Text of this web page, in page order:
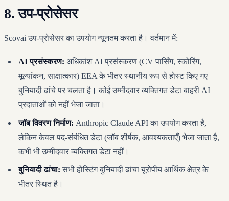
8. उप-प्रोसेसर
Scovai उप-प्रोसेसर का उपयोग न्यूनतम करता है। वर्तमान में:
AI प्रसंस्करण: अधिकांश AI प्रसंस्करण (CV पार्सिंग, स्कोरिंग,
मूल्यांकन, साक्षात्कार) EEA के भीतर स्थानीय रूप से होस्ट किए गए
बुनियादी ढांचे पर चलता है। कोई उम्मीदवार व्यक्तिगत डेटा बाहरी AI
प्रदाताओं को नहीं भेजा जाता।
जॉब विवरण निर्माण: Anthropic Claude API का उपयोग करता है,
लेकिन केवल पद-संबंधित डेटा (जॉब शीर्षक, आवश्यकताएँ) भेजा जाता है,
कभी भी उम्मीदवार व्यक्तिगत डेटा नहीं।
बुनियादी ढांचा: सभी होस्टिंग बुनियादी ढांचा यूरोपीय आर्थिक क्षेत्र के
भीतर स्थित है।